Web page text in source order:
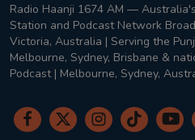
Radio Haanji 1674 AM —
Station and Podcast Network
Victoria, Australia | Serving the
Melbourne, Sydney, Brisbane &
Podcast | Melbourne, Sydney,